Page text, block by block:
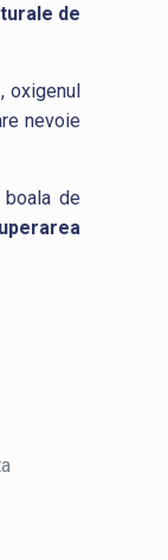
de
oxigenul
nevoie
de